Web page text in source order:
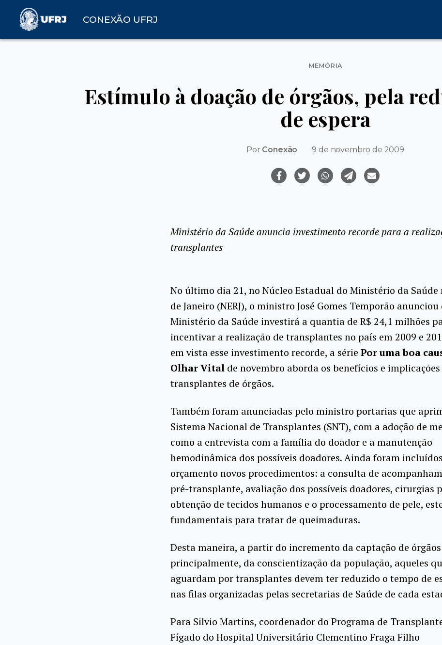
CONEXÃO UFRJ
Categorias
MEMÓRIA
Estímulo à doação de órgãos, pela
de espera
Por Conexão 9 de novembro de 2009
Ministério da Saúde anuncia investimento recorde para a
transplantes
No último dia 21, no Núcleo Estadual do Ministério da Saúde
de Janeiro (NERJ), o ministro José Gomes Temporão anunciou
Ministério da Saúde investirá a quantia de R$ 24,1 milhões
incentivar a realização de transplantes no país em 2009 e
em vista esse investimento recorde, a série Por uma boa
Olhar Vital de novembro aborda os benefícios e implicações
transplantes de órgãos.
Também foram anunciadas pelo ministro portarias que
Sistema Nacional de Transplantes (SNT), com a adoção de
como a entrevista com a família do doador e a manutenção
hemodinâmica dos possíveis doadores. Ainda foram
orçamento novos procedimentos: a consulta de
pré-transplante, avaliação dos possíveis doadores, cirurgias
obtenção de tecidos humanos e o processamento de pele,
fundamentais para tratar de queimaduras.
Desta maneira, a partir do incremento da captação de órgãos
principalmente, da conscientização da população, aqueles
aguardam por transplantes devem ter reduzido o tempo de
nas filas organizadas pelas secretarias de Saúde de cada
Para Silvio Martins, coordenador do Programa de
Fígado do Hospital Universitário Clementino Fraga Filho